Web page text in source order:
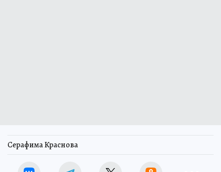
Серафима Краснова